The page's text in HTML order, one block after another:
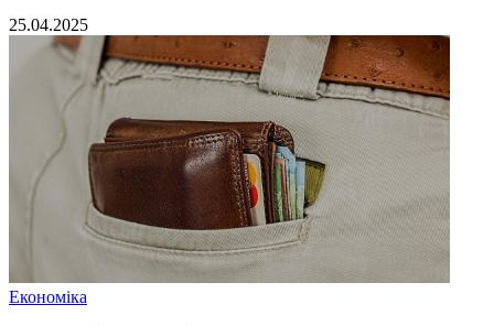
25.04.2025
Економіка